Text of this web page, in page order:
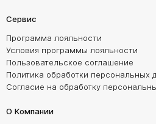
Сервис
Программа лояльности
Условия программы лояльности
Пользовательское соглашение
Политика обработки персональных
Согласие на обработку
О Компании